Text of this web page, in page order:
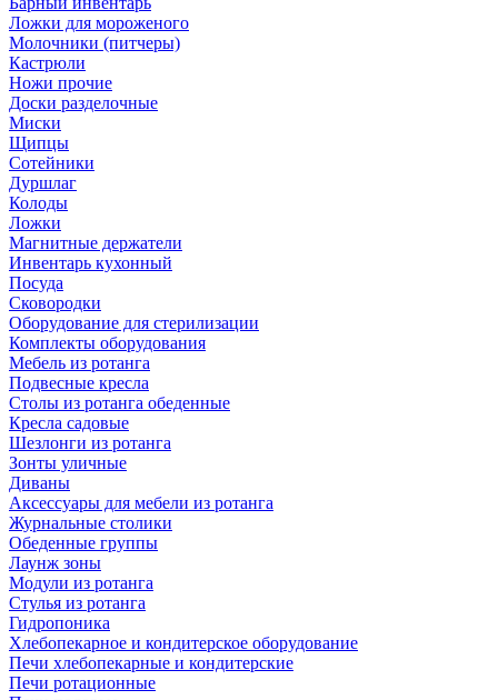
Ложки для мороженого
Молочники (питчеры)
Кастрюли
Ножи прочие
Доски разделочные
Миски
Щипцы
Сотейники
Дуршлаг
Колоды
Ложки
Магнитные держатели
Инвентарь кухонный
Посуда
Сковородки
Оборудование для стерилизации
Комплекты оборудования
Мебель из ротанга
Подвесные кресла
Столы из ротанга обеденные
Кресла садовые
Шезлонги из ротанга
Зонты уличные
Диваны
Аксессуары для мебели из ротанга
Журнальные столики
Обеденные группы
Лаунж зоны
Модули из ротанга
Стулья из ротанга
Гидропоника
Хлебопекарное и кондитерское оборудование
Печи хлебопекарные и кондитерские
Печи ротационные